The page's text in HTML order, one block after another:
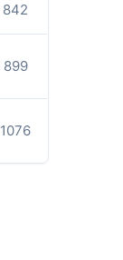
842
899
1076